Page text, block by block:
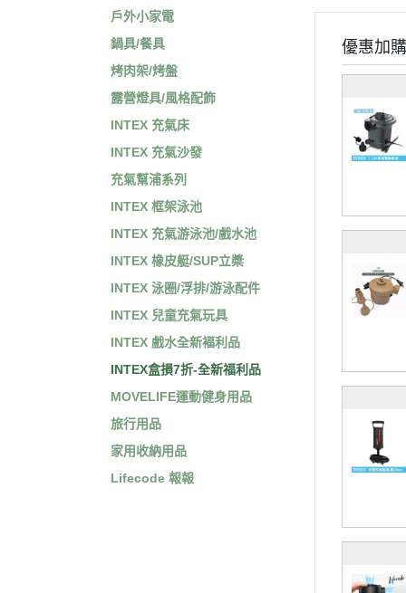
戶外小家電
鍋具/餐具
烤肉架/烤盤
露營燈具/風格配飾
INTEX 充氣床
INTEX 充氣沙發
充氣幫浦系列
INTEX 框架泳池
INTEX 充氣游泳池/戲水池
INTEX 橡皮艇/SUP立槳
INTEX 泳圈/浮排/游泳配件
INTEX 兒童充氣玩具
INTEX 戲水全新褔利品
INTEX盒損7折-全新福利品
MOVELIFE運動健身用品
旅行用品
家用收納用品
Lifecode 報報
優惠加購